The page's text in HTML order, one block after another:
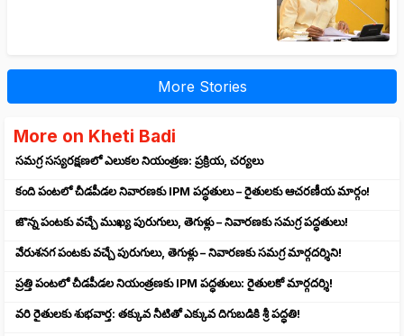
More Stories
More on Kheti Badi
సమగ్ర సస్యరక్షణలో ఎలుకల నియంత్రణ: ప్రక్రియ, చర్యలు
కంది పంటలో చీడపీడల నివారణకు IPM పద్ధతులు – రైతులకు ఆచరణీయ మార్గం!
జొన్న పంటకు వచ్చే ముఖ్య పురుగులు, తెగుళ్లు – నివారణకు సమగ్ర పద్ధతులు!
వేరుశనగ పంటకు వచ్చే పురుగులు, తెగుళ్లు – నివారణకు సమగ్ర మార్గదర్శిని!
ప్రత్తి పంటలో చీడపీడల నియంత్రణకు IPM పద్ధతులు: రైతులకో మార్గదర్శి!
వరి రైతులకు శుభవార్త: తక్కువ నీటితో ఎక్కువ దిగుబడికి శ్రీ పద్ధతి!